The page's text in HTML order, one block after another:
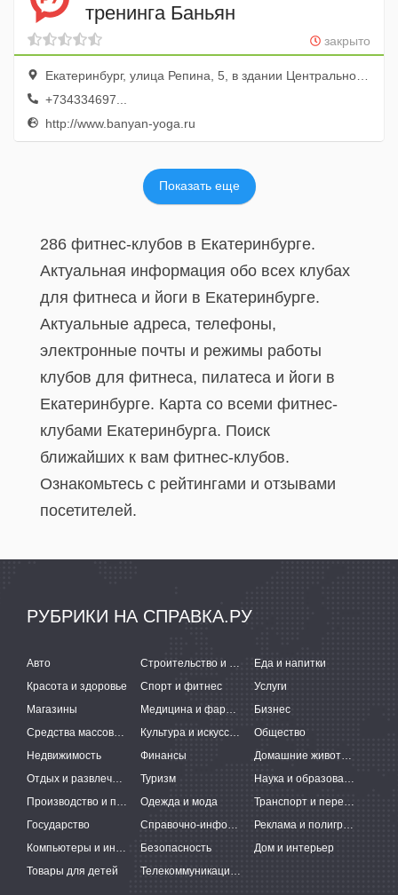
тренинга Баньян
закрыто
Екатеринбург, улица Репина, 5, в здании Центрального стадиона, 4 этаж
+734334697...
http://www.banyan-yoga.ru
Показать еще
286 фитнес-клубов в Екатеринбурге.
Актуальная информация обо всех клубах
для фитнеса и йоги в Екатеринбурге.
Актуальные адреса, телефоны,
электронные почты и режимы работы
клубов для фитнеса, пилатеса и йоги в
Екатеринбурге. Карта со всеми фитнес-
клубами Екатеринбурга. Поиск
ближайших к вам фитнес-клубов.
Ознакомьтесь с рейтингами и отзывами
посетителей.
РУБРИКИ НА СПРАВКА.РУ
Авто Строительство и ремонт
Еда и напитки
Красота и здоровье
Спорт и фитнес
Услуги
Магазины
Медицина и фармацевтика
Бизнес
Средства массовой информации
Культура и искусство
Общество
Недвижимость
Финансы
Домашние животные
Отдых и развлечения
Туризм
Наука и образование
Производство и поставки
Одежда и мода
Транспорт и перевозки
Государство
Справочно-информационные системы
Реклама и полиграфия
Компьютеры и интернет
Безопасность
Дом и интерьер
Товары для детей
Телекоммуникации и связь